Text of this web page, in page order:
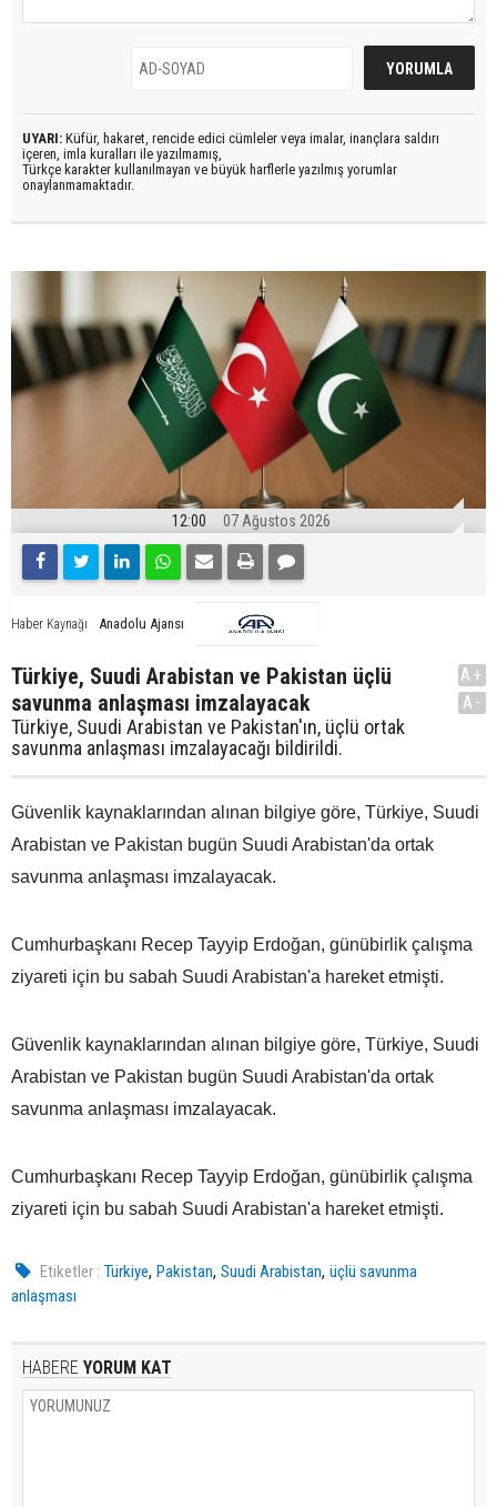
UYARI: Küfür, hakaret, rencide edici cümleler veya imalar, inançlara saldırı
içeren, imla kuralları ile yazılmamış,
Türkçe karakter kullanılmayan ve büyük harflerle yazılmış yorumlar
onaylanmamaktadır.
12:00 07 Ağustos 2026
Haber Kaynağı Anadolu Ajansı
Türkiye, Suudi Arabistan ve Pakistan üçlü
savunma anlaşması imzalayacak
Türkiye, Suudi Arabistan ve Pakistan'ın, üçlü ortak
savunma anlaşması imzalayacağı bildirildi.
A+
A-
Güvenlik kaynaklarından alınan bilgiye göre, Türkiye, Suudi
Arabistan ve Pakistan bugün Suudi Arabistan'da ortak
savunma anlaşması imzalayacak.
Cumhurbaşkanı Recep Tayyip Erdoğan, günübirlik çalışma
ziyareti için bu sabah Suudi Arabistan'a hareket etmişti.
Güvenlik kaynaklarından alınan bilgiye göre, Türkiye, Suudi
Arabistan ve Pakistan bugün Suudi Arabistan'da ortak
savunma anlaşması imzalayacak.
Cumhurbaşkanı Recep Tayyip Erdoğan, günübirlik çalışma
ziyareti için bu sabah Suudi Arabistan'a hareket etmişti.
Etiketler : Türkiye,Pakistan,Suudi Arabistan,üçlü savunma
anlaşması
HABERE YORUM KAT